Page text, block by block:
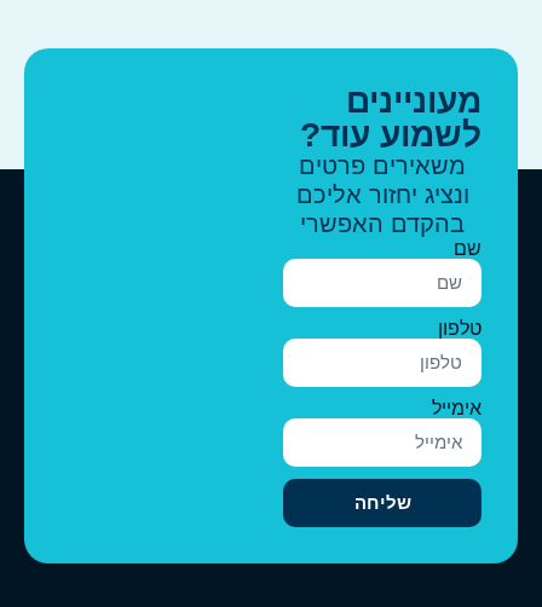
מעוניינים
לשמוע עוד?
משאירים פרטים
ונציג יחזור אליכם
בהקדם האפשרי
אימייל
שליחה